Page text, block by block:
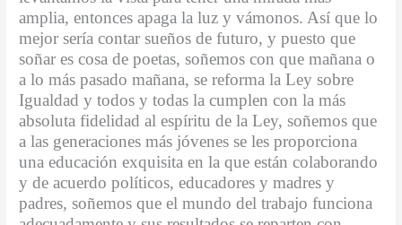
amplia, entonces apaga la luz y vámonos. Así que lo
mejor sería contar sueños de futuro, y puesto que
soñar es cosa de poetas, soñemos con que mañana o
a lo más pasado mañana, se reforma la Ley sobre
Igualdad y todos y todas la cumplen con la más
absoluta fidelidad al espíritu de la Ley, soñemos que
a las generaciones más jóvenes se les proporciona
una educación exquisita en la que están colaborando
y de acuerdo políticos, educadores y madres y
padres, soñemos que el mundo del trabajo funciona